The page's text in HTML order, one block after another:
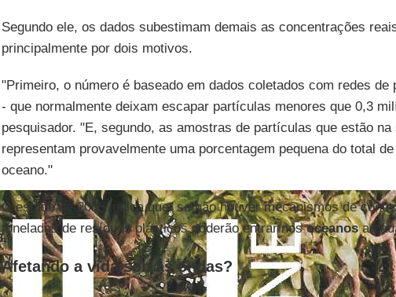
Segundo ele, os dados subestimam demais as concentrações
principalmente por dois motivos.
"Primeiro, o número é baseado em dados coletados com redes de
- que normalmente deixam escapar partículas menores que 0,3
pesquisador. "E, segundo, as amostras de partículas que estão
representam provavelmente uma porcentagem pequena do total
oceano."
O estudo de 2015 indica que, se não houver mecanismos de
toneladas de resíduos plásticos poderão entrar nosoceanosa
Afetando a vida sob as ondas?